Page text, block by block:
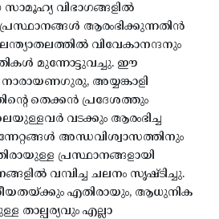
സാമൂഹ്യ വിഭാഗങ്ങളിൽ
ആരംഭിക്കുന്നതിൻ
വിവേകാനന്ദനും
മുന്നോട്ടുവച്ചു. ഈ
അയ്യങ്കാളി
തെക്കൻ പ്രദേശത്തും
വടക്കും ആരംഭിച്ച
അന്ധവിശ്വാസത്തിനും
പ്രസ്ഥാനങ്ങളായി
വമ്പിച്ച ചലനം സൃഷ്ടിച്ചു.
എതിരായും, ആധുനിക
താല്പര്യവും എല്ലാ